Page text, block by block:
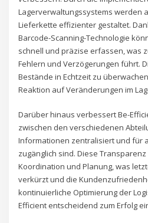
Lagerverwaltungssystems werden
Lieferkette effizienter gestaltet.
Barcode-Scanning-Technologie
schnell und präzise erfassen, was
Fehlern und Verzögerungen führt.
Bestände in Echtzeit zu
Reaktion auf Veränderungen im
Darüber hinaus verbessert Be-
zwischen den verschiedenen
Informationen zentralisiert und für
zugänglich sind. Diese
Koordination und Planung, was
verkürzt und die
kontinuierliche Optimierung der
Efficient entscheidend zum Erfolg